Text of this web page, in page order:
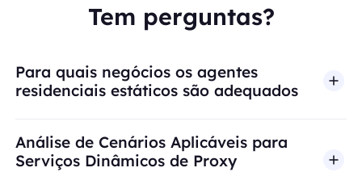
Tem perguntas?
Para quais negócios os agentes
residenciais estáticos são adequados
Análise de Cenários Aplicáveis para
Serviços Dinâmicos de Proxy